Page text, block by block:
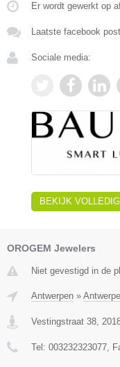
Er wordt gewerkt op
Laatste facebook
Sociale media:
BEKIJK
OROGEM Jewelers
Niet gevestigd in de
Antwerpen »
Vestingstraat 38,
Tel: 003232323077,